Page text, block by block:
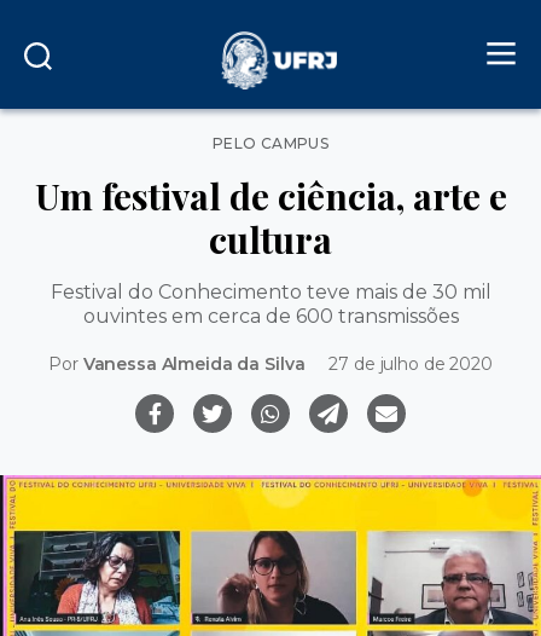
Categorias
PELO CAMPUS
Um festival de ciência, arte e
cultura
Festival do Conhecimento teve mais de 30 mil
ouvintes em cerca de 600 transmissões
Por Vanessa Almeida da Silva 27 de julho de 2020